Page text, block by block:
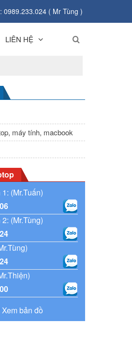
0989.233.024 ( Mr Tùng )
LIÊN HỆ
máy tính, macbook
(Mr.Tuấn)
(Mr.Tùng)
Xem bản đồ